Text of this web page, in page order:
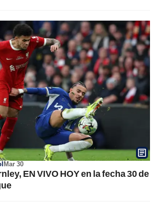
Mar 30
EN VIVO HOY en la fecha 30 de